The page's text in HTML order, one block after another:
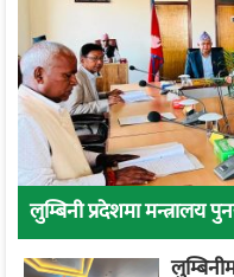
लुम्बिनी प्रदेशमा मन्त्रालय